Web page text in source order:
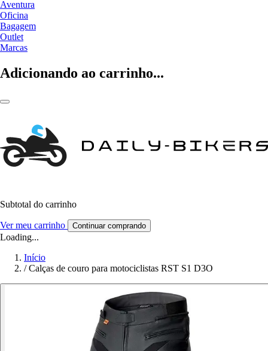
Aventura
Oficina
Bagagem
Outlet
Marcas
Adicionando ao carrinho...
Subtotal do carrinho
Ver meu carrinho Continuar comprando
Loading...
Início
/ Calças de couro para motociclistas RST S1 D3O